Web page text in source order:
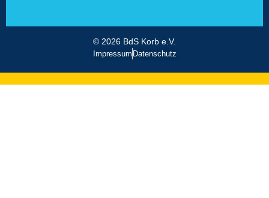
© 2026 BdS Korb e.V.
Impressum Datenschutz